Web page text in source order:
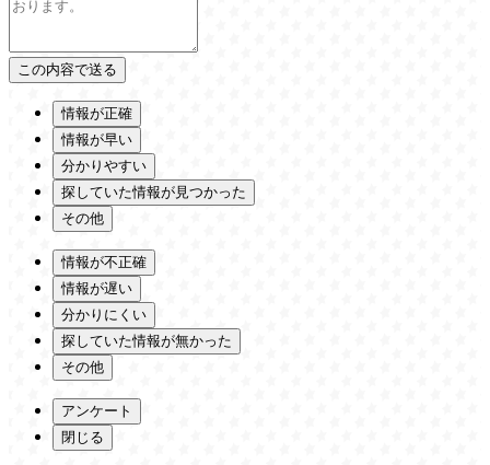
情報が正確
情報が早い
分かりやすい
探していた情報が見つかった
その他
情報が不正確
情報が遅い
分かりにくい
探していた情報が無かった
その他
アンケート
閉じる